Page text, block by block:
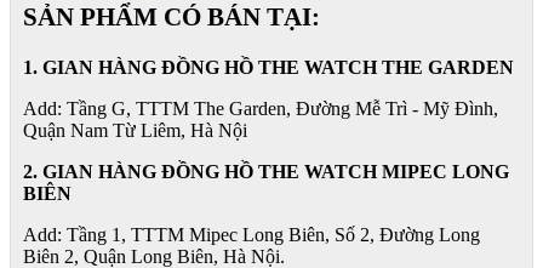
SẢN PHẨM CÓ BÁN TẠI:
1. GIAN HÀNG ĐỒNG HỒ THE WATCH THE GARDEN
Add: Tầng G, TTTM The Garden, Đường Mễ Trì - Mỹ Đình,
Quận Nam Từ Liêm, Hà Nội
2. GIAN HÀNG ĐỒNG HỒ THE WATCHMIPEC LONG
BIÊN
Add: Tầng 1, TTTM Mipec Long Biên, Số 2, Đường Long
Biên 2, Quận Long Biên, Hà Nội.